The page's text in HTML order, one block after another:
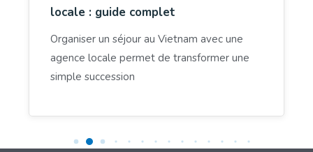
locale : guide complet
Organiser un séjour au Vietnam avec une
agence locale permet de transformer une
simple succession